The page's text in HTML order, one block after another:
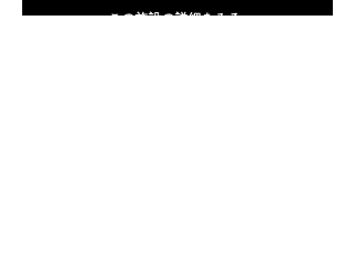
この施設の詳細をみる